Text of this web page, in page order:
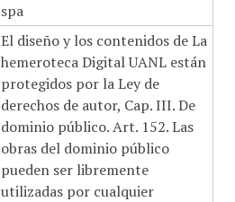
spa
El diseño y los contenidos de La
hemeroteca Digital UANL están
protegidos por la Ley de
derechos de autor, Cap. III. De
dominio público. Art. 152. Las
obras del dominio público
pueden ser libremente
utilizadas por cualquier